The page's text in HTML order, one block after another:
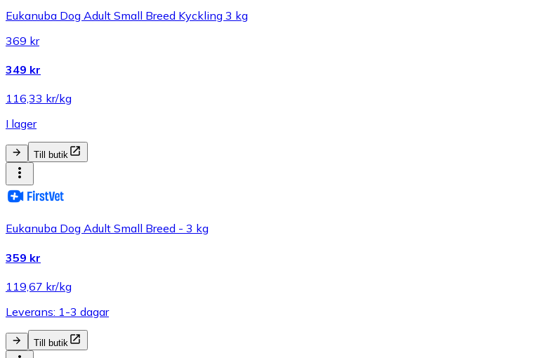
Eukanuba Dog Adult Small Breed Kyckling 3 kg
369 kr
349 kr
116,33 kr/kg
I lager
Till butik
Eukanuba Dog Adult Small Breed - 3 kg
359 kr
119,67 kr/kg
Leverans: 1-3 dagar
Till butik